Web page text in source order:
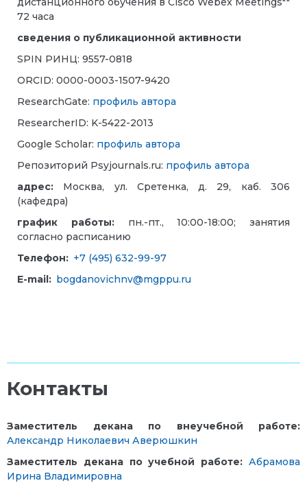
72 часа
сведения о публикационной активности
SPIN РИНЦ: 9557-0818
ORCID: 0000-0003-1507-9420
ResearchGate: профиль автора
ResearcherID: K-5422-2013
Google Scholar: профиль автора
Репозиторий Psyjournals.ru: профиль автора
адрес: Москва, ул. Сретенка, д. 29, каб. 306
(кафедра)
график работы:пн.-пт., 10:00-18:00; занятия
согласно расписанию
Телефон: +7 (495) 632-99-97
E-mail: bogdanovichnv@mgppu.ru
Контакты
Заместитель декана по
внеучебной работе:
Александр Николаевич Аверюшкин
Заместитель декана по учебной работе: Абрамова
Ирина Владимировна